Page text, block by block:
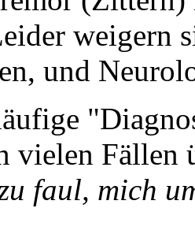
weigern
und
vielen Fällen
faul, mich